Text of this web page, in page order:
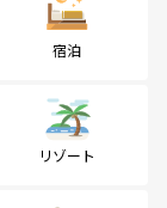
宿泊
リゾート